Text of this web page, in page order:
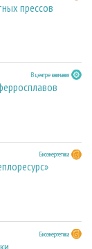
прессов
В центре внимания
Биоэнергетика
Биоэнергетика